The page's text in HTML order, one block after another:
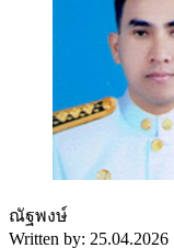
ณัฐพงษ์
Written by: 25.04.2026